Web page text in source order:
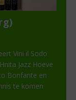
Vini il Sodo
Jazz Hoeve
Bonfante en
te komen